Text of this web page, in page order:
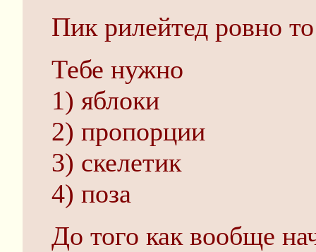
Пик рилейтед ровно
Тебе нужно
1) яблоки
2) пропорции
3) скелетик
4) поза
До того как вообще